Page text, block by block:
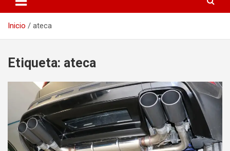
Inicio ateca
Etiqueta: ateca